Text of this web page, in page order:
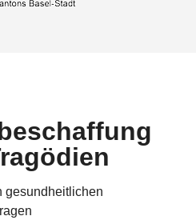
gesundheitlichen